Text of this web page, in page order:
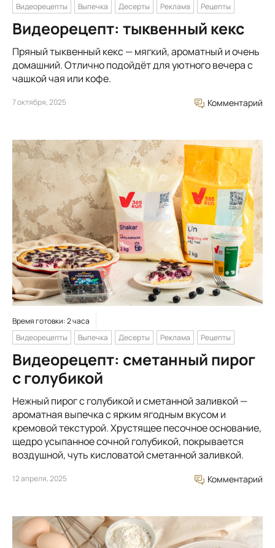
Видеорецепты Выпечка Десерты Реклама Рецепты
Видеорецепт: тыквенный кекс
Пряный тыквенный кекс — мягкий, ароматный и очень
домашний. Отлично подойдёт для уютного вечера с
чашкой чая или кофе.
7 октября, 2025 Комментарий
Время готовки: 2 часа
Видеорецепты
Выпечка Десерты Реклама Рецепты
Видеорецепт: сметанный пирог
с голубикой
Нежный пирог с голубикой и сметанной заливкой —
ароматная выпечка с ярким ягодным вкусом и
кремовой текстурой. Хрустящее песочное основание,
щедро усыпанное сочной голубикой, покрывается
воздушной, чуть кисловатой сметанной заливкой.
12 апреля, 2025 Комментарий